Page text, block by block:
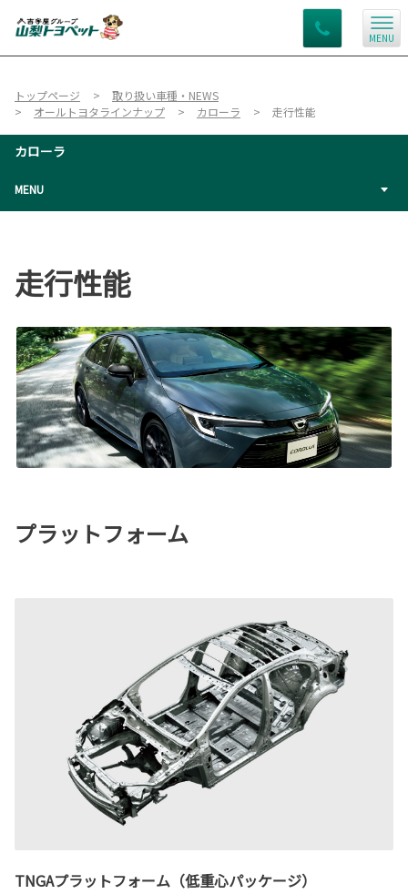
MENU
トップページ
取り扱い車種・NEWS
オールトヨタラインナップ
カローラ 走行性能
カローラ
MENU
走行性能
プラットフォーム
TNGAプラットフォーム（低重心パッケージ）